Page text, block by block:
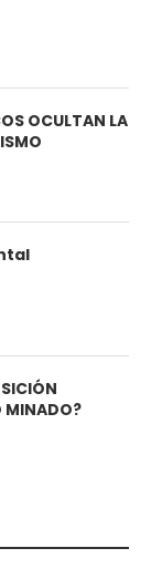
OCULTAN LA
MINADO?